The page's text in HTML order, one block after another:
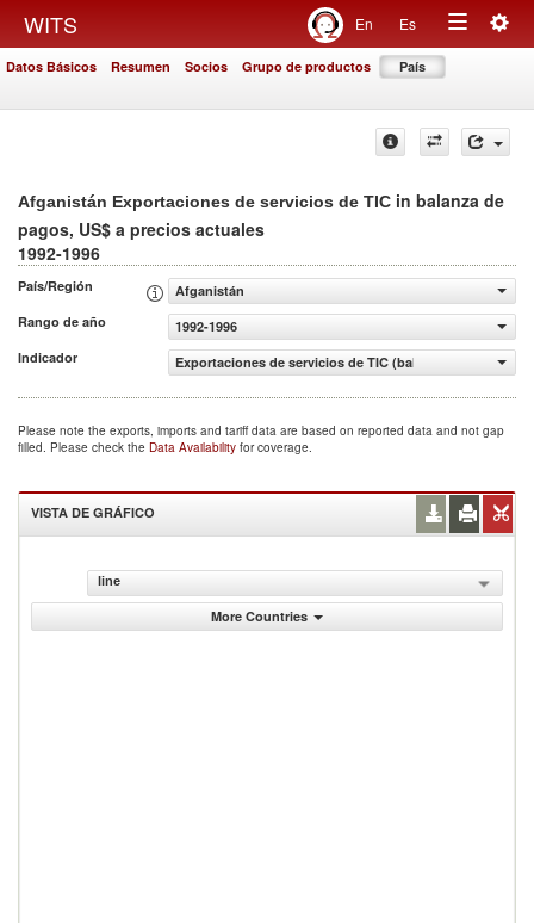
WITS En Es
Toggle
Datos Básicos Resumen Socios Grupo de productos País
Afganistán Exportaciones de servicios de TIC in balanza de
pagos, US$ a precios actuales
1992-1996
País/Región
Afganistán
Rango de año
1992-1996
Indicador
Exportaciones de servicios de TIC (balanza de pagos,
Please note the exports, imports and tariff data are based on reported data and not gap
filled. Please check the Data Availability for coverage.
VISTA DE GRÁFICO
line
More Countries